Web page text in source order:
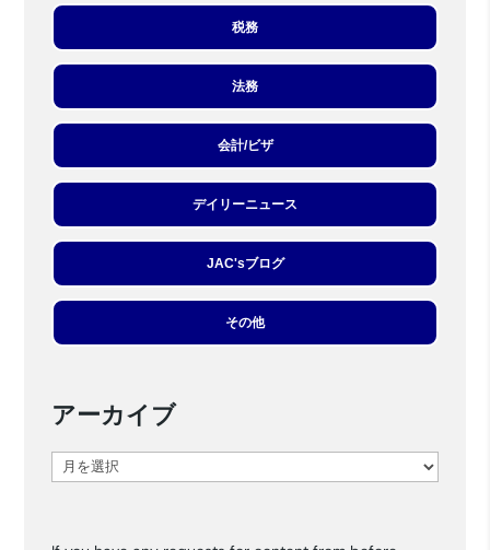
税務
法務
会計/ビザ
デイリーニュース
JAC'sブログ
その他
アーカイブ
ア